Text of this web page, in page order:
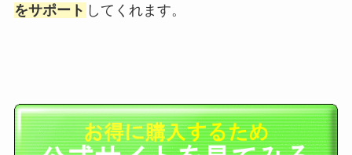
をサポート してくれます。